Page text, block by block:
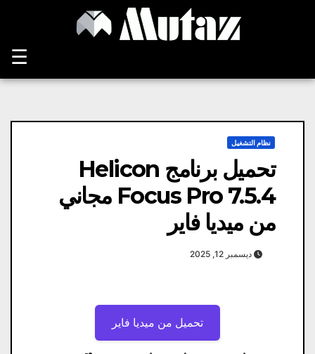
☰
نظام التشغيل
تحميل برنامج Helicon
Focus Pro 7.5.4 مجاني
من ميديا ​​فاير
ديسمبر 12, 2025
تحميل من ميديا ​​فاير